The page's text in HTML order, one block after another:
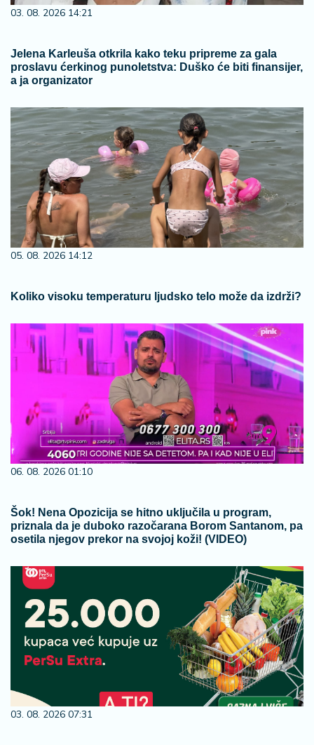
03. 08. 2026 14:21
Jelena Karleuša otkrila kako teku pripreme za gala
proslavu ćerkinog punoletstva: Duško će biti finansijer,
a ja organizator
05. 08. 2026 14:12
Koliko visoku temperaturu ljudsko telo može da izdrži?
06. 08. 2026 01:10
Šok! Nena Opozicija se hitno uključila u program,
priznala da je duboko razočarana Borom Santanom, pa
osetila njegov prekor na svojoj koži! (VIDEO)
03. 08. 2026 07:31